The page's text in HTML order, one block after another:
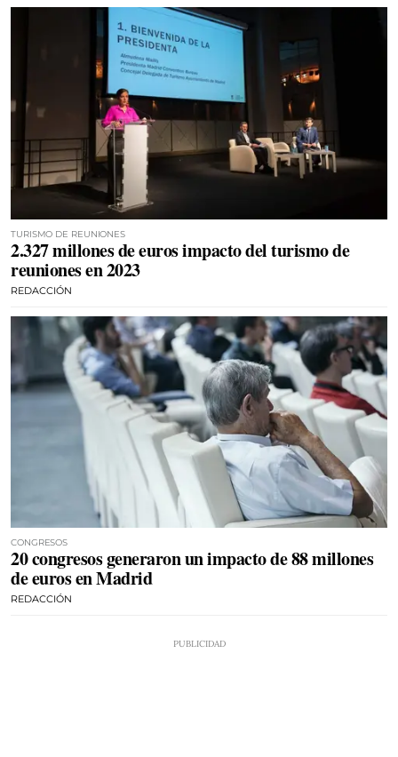
TURISMO DE REUNIONES
2.327 millones de euros impacto del turismo de
reuniones en 2023
REDACCIÓN
CONGRESOS
20 congresos generaron un impacto de 88 millones
de euros en Madrid
REDACCIÓN